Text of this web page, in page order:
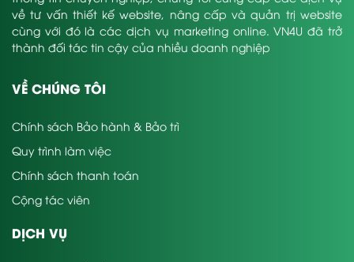
về tư vấn thiết kế website, nâng cấp và quản trị website
cùng với đó là các dịch vụ marketing online. VN4U đã trở
thành đối tác tin cậy của nhiều doanh nghiệp
VỀ CHÚNG TÔI
Chính sách Bảo hành & Bảo trì
Quy trình làm việc
Chính sách thanh toán
Cộng tác viên
DỊCH VỤ